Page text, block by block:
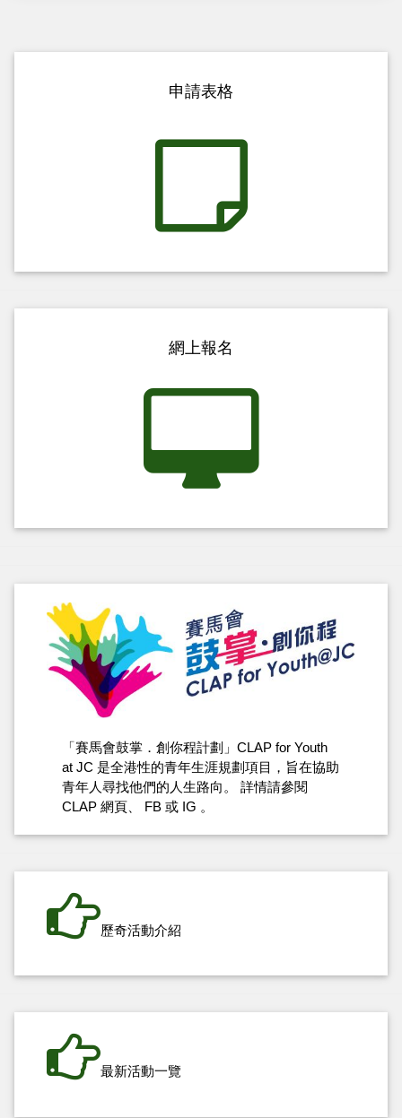
申請表格
網上報名
「賽馬會鼓掌．創你程計劃」CLAP for Youth
at JC 是全港性的青年生涯規劃項目，旨在協助
青年人尋找他們的人生路向。 詳情請參閱
CLAP網頁 FB或 IG 。
歷奇活動介紹
最新活動一覽